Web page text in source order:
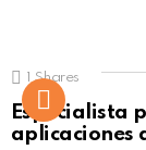
Shares
Especialista
aplicaciones